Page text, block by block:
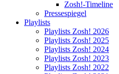
Zosh!-Timeline
Pressespiegel
Playlists
Playlists Zosh! 2026
Playlists Zosh! 2025
Playlists Zosh! 2024
Playlists Zosh! 2023
Playlists Zosh! 2022